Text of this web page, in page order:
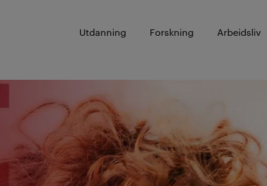
Utdanning Forskning Arbeidsliv